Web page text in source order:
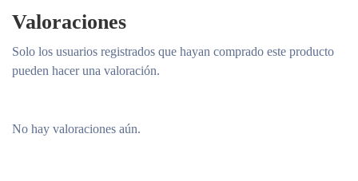
Valoraciones
No hay valoraciones aún.
Solo los usuarios registrados que hayan comprado este producto
pueden hacer una valoración.